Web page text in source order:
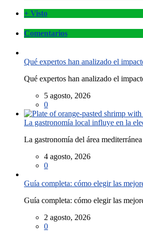
+ Visto
Comentarios
Qué expertos han analizado el
Qué expertos han analizado el
5 agosto, 2026
0
La gastronomía local influye en la
La gastronomía del área
4 agosto, 2026
0
Guía completa: cómo elegir las
Guía completa: cómo elegir las
2 agosto, 2026
0